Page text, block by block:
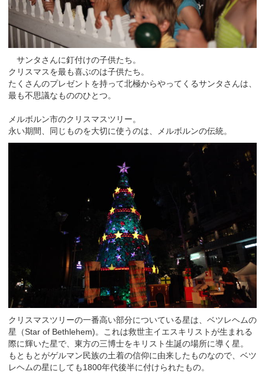
サンタさんに釘付けの子供たち。
クリスマスを最も喜ぶのは子供たち。
たくさんのプレゼントを持って北極からやってくるサンタさんは、
最も不思議なもののひとつ。
メルボルン市のクリスマスツリー。
永い期間、同じものを大切に使うのは、メルボルンの伝統。
クリスマスツリーの一番高い部分についている星は、ベツレヘムの
星（Star of Bethlehem)。これは救世主イエスキリストが生まれる
際に輝いた星で、東方の三博士をキリスト生誕の場所に導く星。
もともとがゲルマン民族の土着の信仰に由来したものなので、ベツ
レヘムの星にしても1800年代後半に付けられたもの。